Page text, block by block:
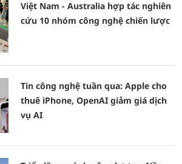
Việt Nam - Australia hợp tác nghiên
cứu 10 nhóm công nghệ chiến lược
Tin công nghệ tuần qua: Apple cho
thuê iPhone, OpenAI giảm giá dịch
vụ AI